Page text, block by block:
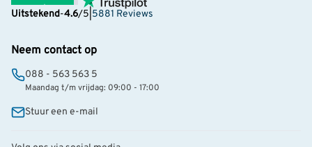
Uitstekend-4.6/5 5881 Reviews
Neem contact op
088 - 563 563 5
Maandag t/m vrijdag: 09:00 - 17:00
Stuur een e-mail